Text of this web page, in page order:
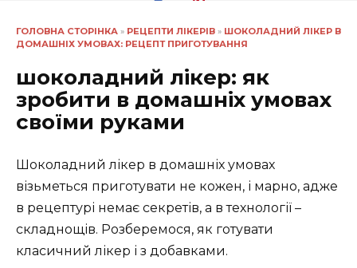
ГОЛОВНА СТОРІНКА » РЕЦЕПТИ ЛІКЕРІВ » ШОКОЛАДНИЙ ЛІКЕР В
ДОМАШНІХ УМОВАХ: РЕЦЕПТ ПРИГОТУВАННЯ
шоколадний лікер: як
зробити в домашніх умовах
своїми руками
Шоколадний лікер в домашніх умовах
візьметься приготувати не кожен, і марно, адже
в рецептурі немає секретів, а в технології –
складнощів. Розберемося, як готувати
класичний лікер і з добавками.